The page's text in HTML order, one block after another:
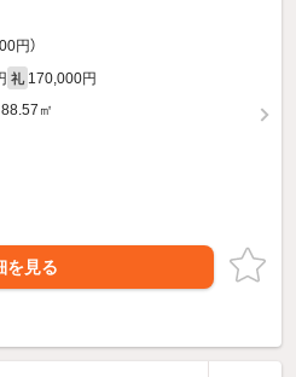
円）
礼 170,000円
㎡
を見る